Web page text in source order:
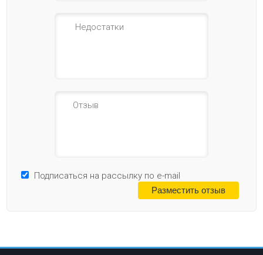
Подписаться на рассылку по e-mail